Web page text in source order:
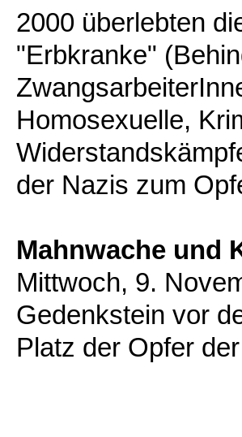
2000 überlebten
"Erbkranke"
Homosexuelle,
der Nazis zum
Mahnwache und
Mittwoch, 9.
Gedenkstein vor
Platz der Opfer